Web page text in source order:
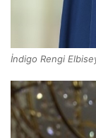
İndigo Rengi